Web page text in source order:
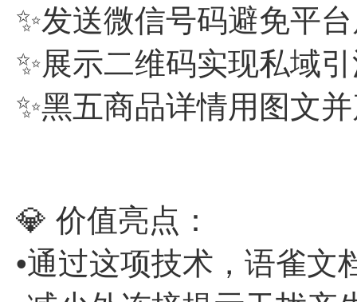
✨发送微信号码避免平
✨展示二维码实现私域
✨黑五商品详情用图文
💎 价值亮点：
•通过这项技术，语雀文